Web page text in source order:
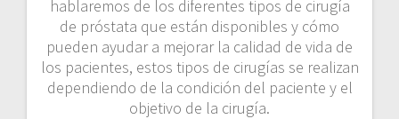
hablaremos de los diferentes tipos de cirugía
de próstata que están disponibles y cómo
pueden ayudar a mejorar la calidad de vida de
los pacientes, estos tipos de cirugías se realizan
dependiendo de la condición del paciente y el
objetivo de la cirugía.